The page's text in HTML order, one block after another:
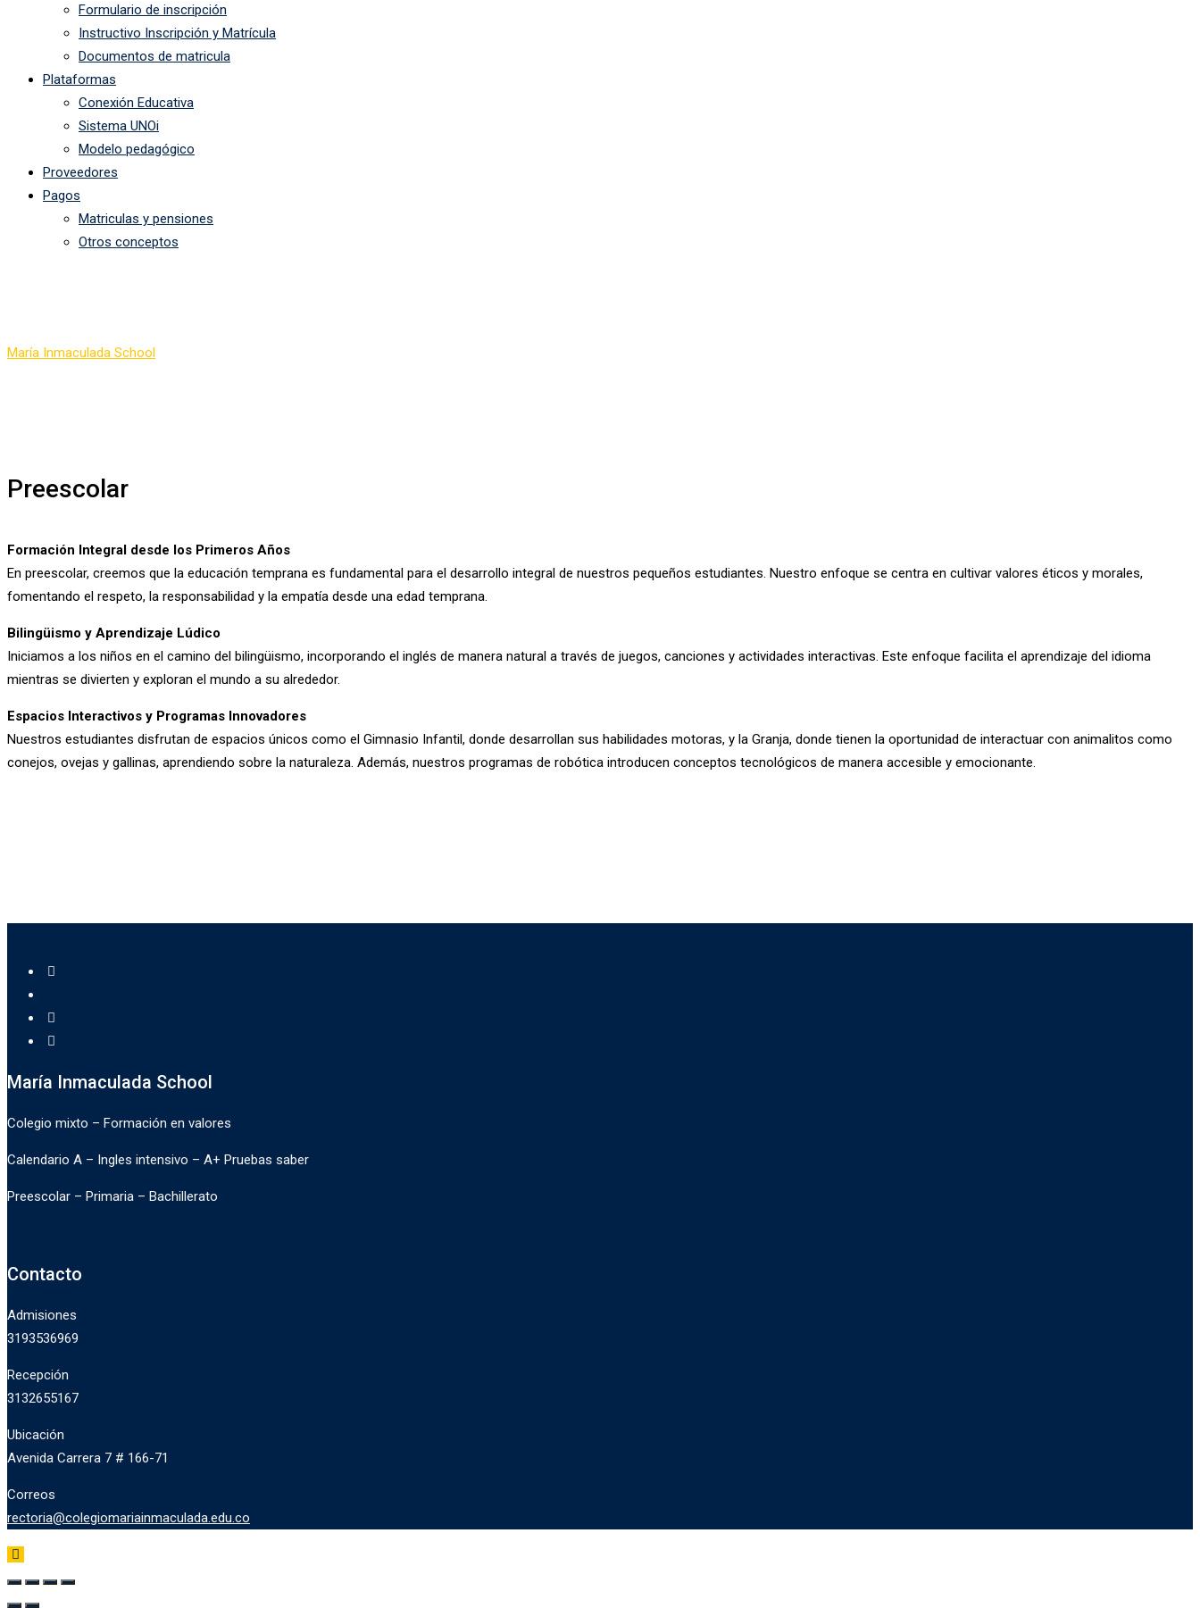
Formulario de inscripción
Instructivo Inscripción y Matrícula
Documentos de matricula
Plataformas
Conexión Educativa
Sistema UNOi
Modelo pedagógico
Proveedores
Pagos
Matriculas y pensiones
Otros conceptos
María Inmaculada School
Preescolar
Formación Integral desde los Primeros Años
En preescolar, creemos que la educación temprana es fundamental para el desarrollo integral de nuestros pequeños estudiantes. Nuestro enfoque se centra en cultivar valores éticos y morales,
fomentando el respeto, la responsabilidad y la empatía desde una edad temprana.
Bilingüismo y Aprendizaje Lúdico
Iniciamos a los niños en el camino del bilingüismo, incorporando el inglés de manera natural a través de juegos, canciones y actividades interactivas. Este enfoque facilita el aprendizaje del idioma
mientras se divierten y exploran el mundo a su alrededor.
Espacios Interactivos y Programas Innovadores
Nuestros estudiantes disfrutan de espacios únicos como el Gimnasio Infantil, donde desarrollan sus habilidades motoras, y la Granja, donde tienen la oportunidad de interactuar con animalitos como
conejos, ovejas y gallinas, aprendiendo sobre la naturaleza. Además, nuestros programas de robótica introducen conceptos tecnológicos de manera accesible y emocionante.
María Inmaculada School
Colegio mixto – Formación en valores
Calendario A – Ingles intensivo – A+ Pruebas saber
Preescolar – Primaria – Bachillerato
Contacto
Admisiones
3193536969
Recepción
3132655167
Ubicación
Avenida Carrera 7 # 166-71
Correos
rectoria@colegiomariainmaculada.edu.co